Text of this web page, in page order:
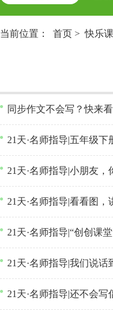
当前位置： 首页 >快乐
同步作文不会写？快来
21天·名师指导|五年级
21天·名师指导|小朋友
21天·名师指导|看看图，
21天·名师指导|“创创课
21天·名师指导|我们说话
21天·名师指导|还不会写